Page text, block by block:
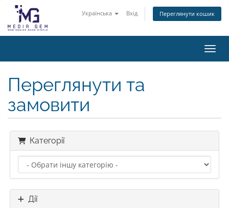
Українська Вхід Переглянути кошик
Переглянути та
замовити
Категорії
Дії